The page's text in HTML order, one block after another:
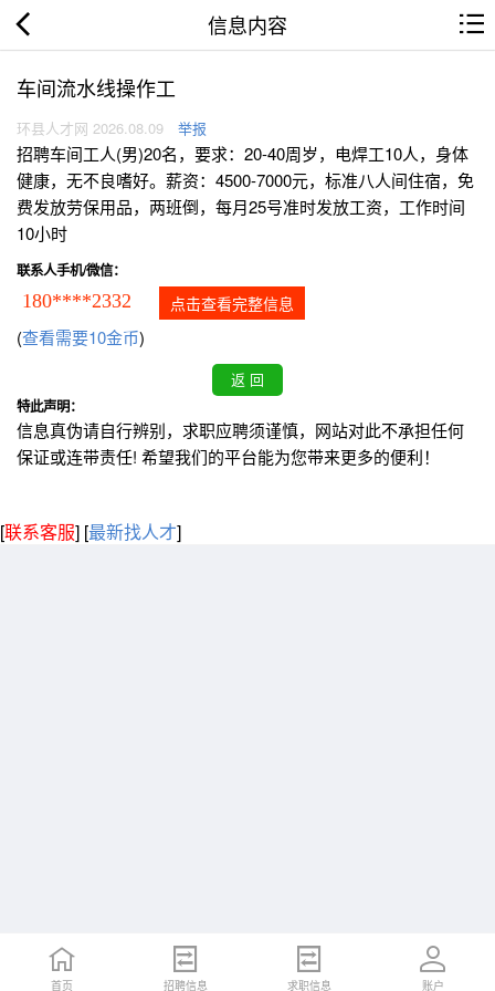
信息内容
车间流水线操作工
环县人才网 2026.08.09 举报
招聘车间工人(男)20名，要求：20-40周岁，电焊工10人，身体
健康，无不良嗜好。薪资：4500-7000元，标准八人间住宿，免
费发放劳保用品，两班倒，每月25号准时发放工资，工作时间
10小时
联系人手机/微信：
180****2332 点击查看完整信息
(查看需要10金币)
特此声明：
信息真伪请自行辨别，求职应聘须谨慎，网站对此不承担任何
保证或连带责任! 希望我们的平台能为您带来更多的便利！
[联系客服] [最新找人才]
首页 招聘信息 求职信息 账户